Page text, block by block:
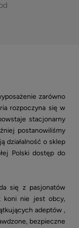
zarówno
rozpoczyna się w
stacjonarny
postanowiliśmy
działalność o sklep
Polski dostęp do
się z pasjonatów
koni nie jest obcy,
adeptów ,
bezpieczne